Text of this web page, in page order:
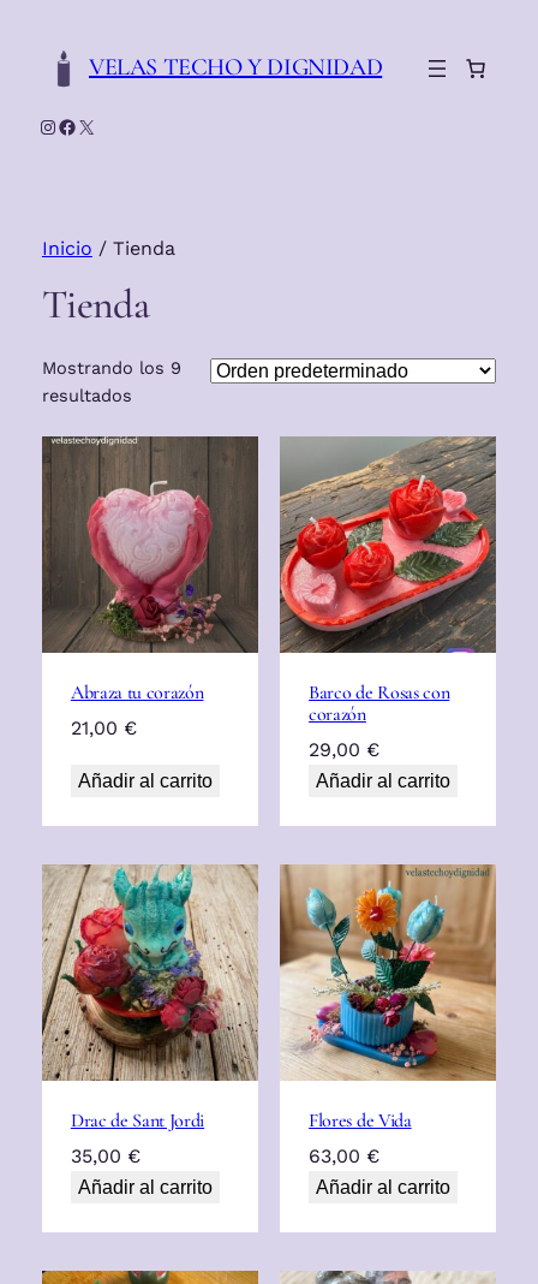
VELAS TECHO Y DIGNIDAD
Instagram
Facebook
X
Inicio / Tienda
Tienda
Mostrando los 9
resultados
Abraza tu corazón
21,00 €
Añadir al carrito
Barco de Rosas con
corazón
29,00 €
Añadir al carrito
Drac de Sant Jordi
35,00 €
Añadir al carrito
Flores de Vida
63,00 €
Añadir al carrito